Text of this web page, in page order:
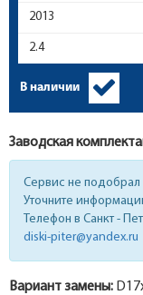
В наличии
Заводская
Сервис не подобрал
Уточните
Телефон в Санкт -
diski-piter@yandex.ru
Вариант замены: